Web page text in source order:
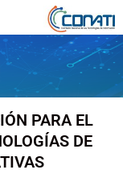
PARA EL
DE